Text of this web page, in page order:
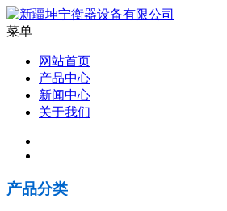
菜单
网站首页
产品中心
新闻中心
关于我们
产品分类